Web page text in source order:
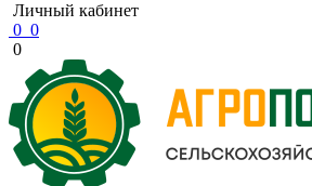
Личный кабинет
0 0
0